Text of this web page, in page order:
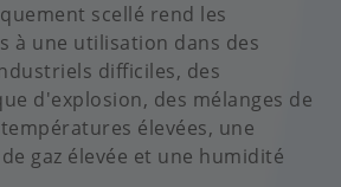
scellé rend les
à une utilisation dans des
difficiles, des
d'explosion, des mélanges de
élevées, une
gaz élevée et une humidité